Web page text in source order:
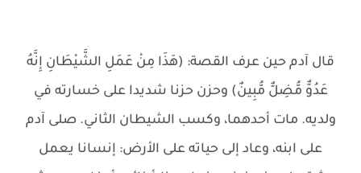
قال آدم حين عرف القصة: (هَذَا مِنْ عَمَلِ الشَّيْطَانِ إِنَّهُ
عَدُوٌّ مُّضِلٌّ مُّبِينٌ) وحزن حزنا شديدا على خسارته في
ولديه. مات أحدهما، وكسب الشيطان الثاني. صلى آدم
على ابنه، وعاد إلى حياته على الأرض: إنسانا يعمل